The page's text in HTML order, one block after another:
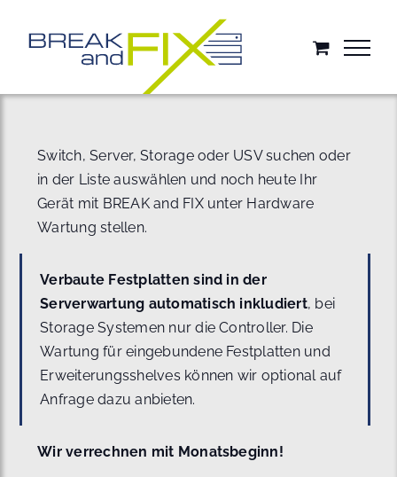
springen
Switch, Server, Storage oder USV suchen oder
in der Liste auswählen und noch heute Ihr
Gerät mit BREAK and FIX unter Hardware
Wartung stellen.
Verbaute Festplatten sind in der
Serverwartung automatisch inkludiert, bei
Storage Systemen nur die Controller. Die
Wartung für eingebundene Festplatten und
Erweiterungsshelves können wir optional auf
Anfrage dazu anbieten.
Wir verrechnen mit Monatsbeginn!